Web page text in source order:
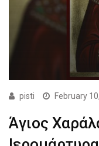
pisti February
Άγιος